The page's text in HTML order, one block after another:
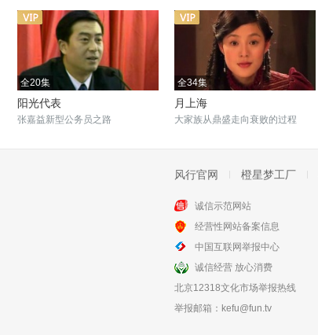
全20集
阳光代表
张嘉益新型公务员之路
全34集
月上海
大家族从鼎盛走向衰败的过程
全29集
我的糟糠之妻
风行官网 橙星梦工厂
诚信示范网站
经营性网站备案信息
中国互联网举报中心
诚信经营 放心消费
北京12318文化市场举报热线
举报邮箱： kefu@fun.tv